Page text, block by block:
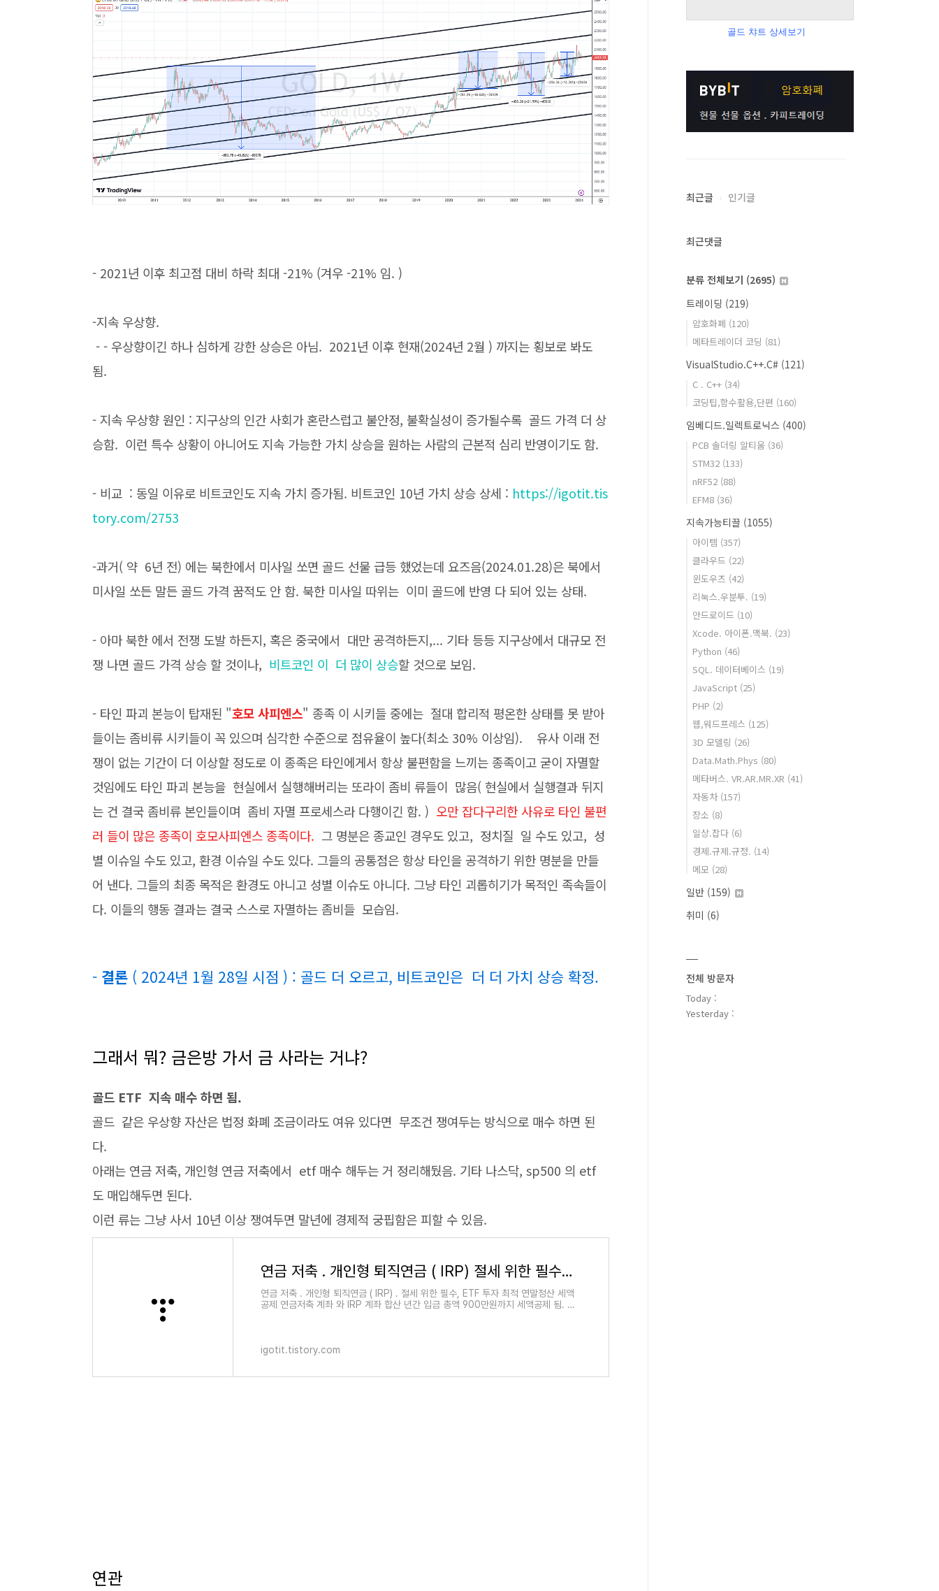
- 2021년 이후 최고점 대비 하락 최대 -21% (겨우 -21% 임. )
-지속 우상향.
- - 우상향이긴 하나 심하게 강한 상승은 아님. 2021년 이후 현재(2024년 2월 ) 까지는 횡보로 봐도
됨.
- 지속 우상향 원인 : 지구상의 인간 사회가 혼란스럽고 불안정, 불확실성이 증가될수록 골드 가격 더 상
승함. 이런 특수 상황이 아니어도 지속 가능한 가치 상승을 원하는 사람의 근본적 심리 반영이기도 함.
- 비교 : 동일 이유로 비트코인도 지속 가치 증가됨. 비트코인 10년 가치 상승 상세 : https://igotit.tis
tory.com/2753
-과거( 약 6년 전) 에는 북한에서 미사일 쏘면 골드 선물 급등 했었는데 요즈음(2024.01.28)은 북에서
미사일 쏘든 말든 골드 가격 꿈적도 안 함. 북한 미사일 따위는 이미 골드에 반영 다 되어 있는 상태.
- 아마 북한 에서 전쟁 도발 하든지, 혹은 중국에서 대만 공격하든지,... 기타 등등 지구상에서 대규모 전
쟁 나면 골드 가격 상승 할 것이나, 비트코인 이 더 많이 상승할 것으로 보임.
- 타인 파괴 본능이 탑재된 "호모 사피엔스" 종족 이 시키들 중에는 절대 합리적 평온한 상태를 못 받아
들이는 좀비류 시키들이 꼭 있으며 심각한 수준으로 점유율이 높다(최소 30% 이상임). 유사 이래 전
쟁이 없는 기간이 더 이상할 정도로 이 종족은 타인에게서 항상 불편함을 느끼는 종족이고 굳이 자멸할
것임에도 타인 파괴 본능을 현실에서 실행해버리는 또라이 좀비 류들이 많음( 현실에서 실행결과 뒤지
는 건 결국 좀비류 본인들이며 좀비 자멸 프로세스라 다행이긴 함. ) 오만 잡다구리한 사유로 타인 불편
러 들이 많은 종족이 호모사피엔스 종족이다. 그 명분은 종교인 경우도 있고, 정치질 일 수도 있고, 성
별 이슈일 수도 있고, 환경 이슈일 수도 있다. 그들의 공통점은 항상 타인을 공격하기 위한 명분을 만들
어 낸다. 그들의 최종 목적은 환경도 아니고 성별 이슈도 아니다. 그냥 타인 괴롭히기가 목적인 족속들이
다. 이들의 행동 결과는 결국 스스로 자멸하는 좀비들 모습임.
- 결론 ( 2024년 1월 28일 시점 ) : 골드 더 오르고, 비트코인은 더 더 가치 상승 확정.
그래서 뭐? 금은방 가서 금 사라는 거냐?
골드 ETF 지속 매수 하면 됨.
골드 같은 우상향 자산은 법정 화폐 조금이라도 여유 있다면 무조건 쟁여두는 방식으로 매수 하면 된
다.
아래는 연금 저축, 개인형 연금 저축에서 etf 매수 해두는 거 정리해뒀음. 기타 나스닥, sp500 의 etf
도 매입해두면 된다.
이런 류는 그냥 사서 10년 이상 쟁여두면 말년에 경제적 궁핍함은 피할 수 있음.
연금 저축 . 개인형 퇴직연금 ( IRP) 절세 위한 필수, ETF 투자 최적
연금 저축 . 개인형 퇴직연금 ( IRP) . 절세 위한 필수, ETF 투자 최적 연말정산 세액
공제 연금저축 계좌 와 IRP 계좌 합산 년간 입금 총액 900만원까지 세액공제 됨. 공
igotit.tistory.com
연관
골드 챠트 상세보기
최근글 인기글
최근댓글
분류 전체보기 (2695)
트레이딩 (219)
암호화폐 (120)
메타트레이더 코딩 (81)
VisualStudio.C++.C# (121)
C . C++ (34)
코딩팁,함수활용,단편 (160)
임베디드.일렉트로닉스 (400)
PCB 솔더링 알티움 (36)
STM32 (133)
nRF52 (88)
EFM8 (36)
지속가능티끌 (1055)
아이템 (357)
클라우드 (22)
윈도우즈 (42)
리눅스.우분투. (19)
안드로이드 (10)
Xcode. 아이폰.맥북. (23)
Python (46)
SQL. 데이터베이스 (19)
JavaScript (25)
PHP (2)
웹,워드프레스 (125)
3D 모델링 (26)
Data.Math.Phys (80)
메타버스. VR.AR.MR.XR (41)
자동차 (157)
장소 (8)
일상.잡다 (6)
경제.규제.규정. (14)
메모 (28)
일반 (159)
취미 (6)
전체 방문자
Today :
Yesterday :